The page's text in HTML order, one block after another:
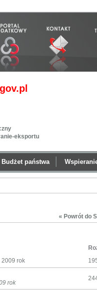
eksportu
Budżet państwa
« Powrót do
2009 rok
rok